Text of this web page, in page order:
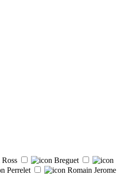
Breguet
Perrelet
Romain Jerome